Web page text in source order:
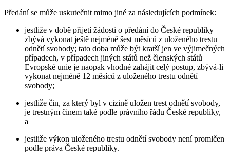
Předání se může uskutečnit mimo jiné za následujících podmínek:
jestliže v době přijetí žádosti o předání do České republiky
zbývá vykonat ještě nejméně šest měsíců z uloženého trestu
odnětí svobody; tato doba může být kratší jen ve výjimečných
případech, v případech jiných států než členských států
Evropské unie je naopak vhodné zahájit celý postup, zbývá-li
vykonat nejméně 12 měsíců z uloženého trestu odnětí
svobody;
jestliže čin, za který byl v cizině uložen trest odnětí svobody,
je trestným činem také podle právního řádu České republiky,
a
jestliže výkon uloženého trestu odnětí svobody není promlčen
podle práva České republiky.